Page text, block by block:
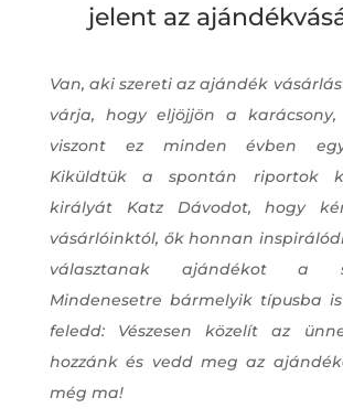
jelent az
Van, aki szereti az ajándék
várja, hogy eljöjjön a
viszont ez minden évben
Kiküldtük a spontán riportok
királyát Katz Dávodot, hogy
vásárlóinktól, ők honnan
választanak ajándékot a
Mindenesetre bármelyik típusba
feledd: Vészesen közelít az
hozzánk és vedd meg az
még ma!